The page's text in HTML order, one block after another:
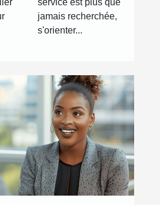
besoins
quotidiens
jamais recherchée,
s'orienter...